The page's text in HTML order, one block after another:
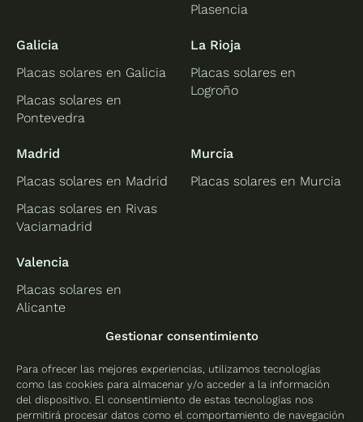
Gestionar consentimiento
Para ofrecer las mejores experiencias, utilizamos tecnologías
como las cookies para almacenar y/o acceder a la información
del dispositivo. El consentimiento de estas tecnologías nos
permitirá procesar datos como el comportamiento de navegación
Plasencia
Galicia
Placas solares en Galicia
Placas solares en
Pontevedra
La Rioja
Placas solares en
Logroño
Madrid
Placas solares en Madrid
Placas solares en Rivas
Vaciamadrid
Murcia
Placas solares en Murcia
Valencia
Placas solares en
Alicante
Placas solares en
Placas solares en
Valencia